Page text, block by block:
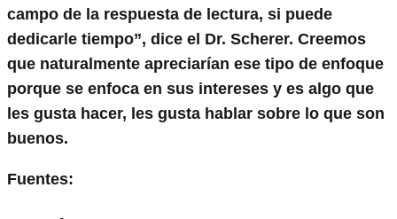
campo de la respuesta de lectura, si puede
dedicarle tiempo”, dice el Dr. Scherer. Creemos
que naturalmente apreciarían ese tipo de enfoque
porque se enfoca en sus intereses y es algo que
les gusta hacer, les gusta hablar sobre lo que son
buenos.
Fuentes: